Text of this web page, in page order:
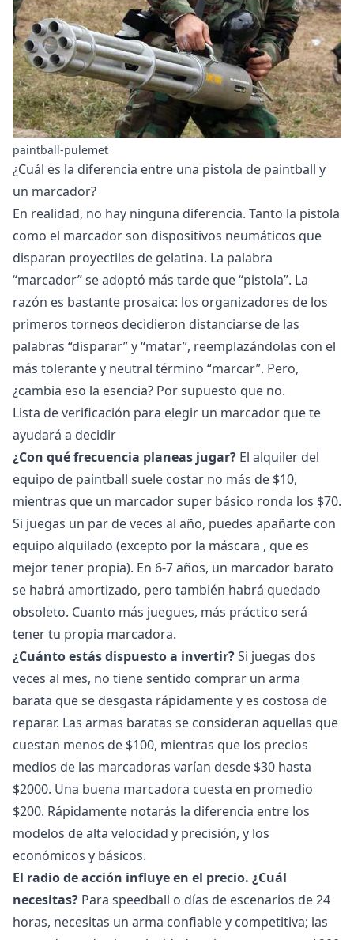
paintball-pulemet
¿Cuál es la diferencia entre una pistola de paintball y
un marcador?
En realidad, no hay ninguna diferencia. Tanto la pistola
como el marcador son dispositivos neumáticos que
disparan proyectiles de gelatina. La palabra
“marcador” se adoptó más tarde que “pistola”. La
razón es bastante prosaica: los organizadores de los
primeros torneos decidieron distanciarse de las
palabras “disparar” y “matar”, reemplazándolas con el
más tolerante y neutral término “marcar”. Pero,
¿cambia eso la esencia? Por supuesto que no.
Lista de verificación para elegir un marcador que te
ayudará a decidir
¿Con qué frecuencia planeas jugar? El alquiler del
equipo de paintball suele costar no más de $10,
mientras que un marcador super básico ronda los $70.
Si juegas un par de veces al año, puedes apañarte con
equipo alquilado (excepto por la máscara , que es
mejor tener propia). En 6-7 años, un marcador barato
se habrá amortizado, pero también habrá quedado
obsoleto. Cuanto más juegues, más práctico será
tener tu propia marcadora.
¿Cuánto estás dispuesto a invertir?Si juegas dos
veces al mes, no tiene sentido comprar un arma
barata que se desgasta rápidamente y es costosa de
reparar. Las armas baratas se consideran aquellas que
cuestan menos de $100, mientras que los precios
medios de las marcadoras varían desde $30 hasta
$2000. Una buena marcadora cuesta en promedio
$200. Rápidamente notarás la diferencia entre los
modelos de alta velocidad y precisión, y los
económicos y básicos.
El radio de acción influye en el precio. ¿Cuál
necesitas? Para speedball o días de escenarios de 24
horas, necesitas un arma confiable y competitiva; las